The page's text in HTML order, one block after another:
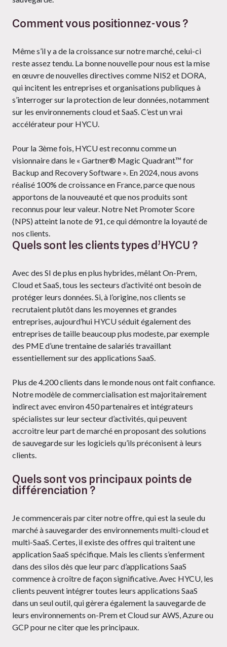
Comment vous positionnez-vous ?
Même s’il y a de la croissance sur notre marché, celui-ci
reste assez tendu. La bonne nouvelle pour nous est la mise
en œuvre de nouvelles directives comme NIS2 et DORA,
qui incitent les entreprises et organisations publiques à
s’interroger sur la protection de leur données, notamment
sur les environnements cloud et SaaS. C’est un vrai
accélérateur pour HYCU.
Pour la 3ème fois, HYCU est reconnu comme un
visionnaire dans le « Gartner® Magic Quadrant™ for
Backup and Recovery Software ». En 2024, nous avons
réalisé 100% de croissance en France, parce que nous
apportons de la nouveauté et que nos produits sont
reconnus pour leur valeur. Notre Net Promoter Score
(NPS) atteint la note de 91, ce qui démontre la loyauté de
nos clients.
Quels sont les clients types d’HYCU ?
Avec des SI de plus en plus hybrides, mêlant On-Prem,
Cloud et SaaS, tous les secteurs d’activité ont besoin de
protéger leurs données. Si, à l’origine, nos clients se
recrutaient plutôt dans les moyennes et grandes
entreprises, aujourd’hui HYCU séduit également des
entreprises de taille beaucoup plus modeste, par exemple
des PME d’une trentaine de salariés travaillant
essentiellement sur des applications SaaS.
Plus de 4.200 clients dans le monde nous ont fait confiance.
Notre modèle de commercialisation est majoritairement
indirect avec environ 450 partenaires et intégrateurs
spécialistes sur leur secteur d’activités, qui peuvent
accroitre leur part de marché en proposant des solutions
de sauvegarde sur les logiciels qu’ils préconisent à leurs
clients.
Quels sont vos principaux points de
différenciation ?
Je commencerais par citer notre offre, qui est la seule du
marché à sauvegarder des environnements multi-cloud et
multi-SaaS. Certes, il existe des offres qui traitent une
application SaaS spécifique. Mais les clients s’enferment
dans des silos dès que leur parc d’applications SaaS
commence à croître de façon significative. Avec HYCU, les
clients peuvent intégrer toutes leurs applications SaaS
dans un seul outil, qui gèrera également la sauvegarde de
leurs environnements on-Prem et Cloud sur AWS, Azure ou
GCP pour ne citer que les principaux.